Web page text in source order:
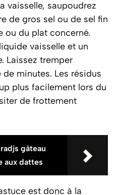
vaisselle, saupoudrez
de gros sel ou de sel fin
ou du plat concerné.
vaisselle et un
Laissez tremper
minutes. Les résidus
plus facilement lors du
de frottement
gâteau
aux dattes
est donc à la